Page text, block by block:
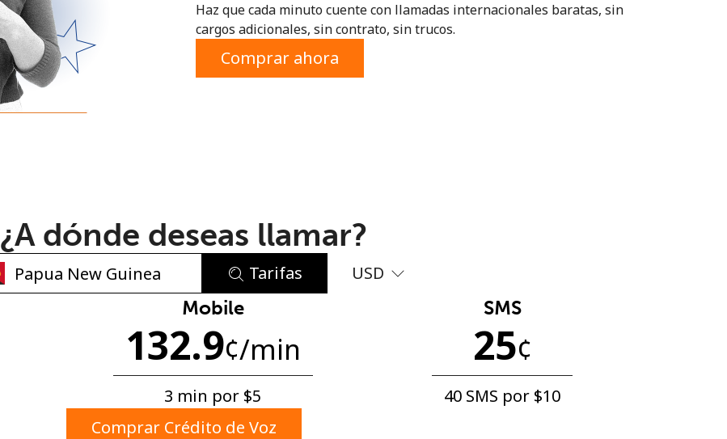
No se ha creado una contraseña
Mínimo 8 caracteres
Una letra mayúscula y una minúscula
Haz que cada minuto cuente con llamadas internacionales baratas, sin
cargos adicionales, sin contrato, sin trucos.
Comprar ahora
¿A dónde deseas llamar?
Tarifas USD
Mobile
132.9¢/min
3 min por ⁦$5⁩
SMS
25¢
40 SMS por ⁦$10⁩
Comprar Crédito de Voz